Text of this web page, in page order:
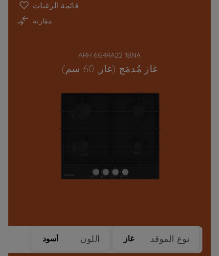
قائمة الرغبات
مقارنة
ARH 6G4RA22 1BNA
غاز مُدمَج (غاز, 60 سم)
نوع الموقد غاز اللون أسود